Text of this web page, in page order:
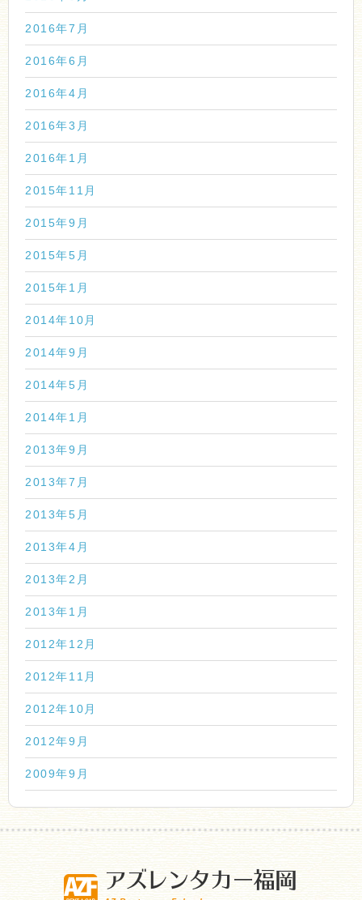
2016年7月
2016年6月
2016年4月
2016年3月
2016年1月
2015年11月
2015年9月
2015年5月
2015年1月
2014年10月
2014年9月
2014年5月
2014年1月
2013年9月
2013年7月
2013年5月
2013年4月
2013年2月
2013年1月
2012年12月
2012年11月
2012年10月
2012年9月
2009年9月
アズレンタカー福岡